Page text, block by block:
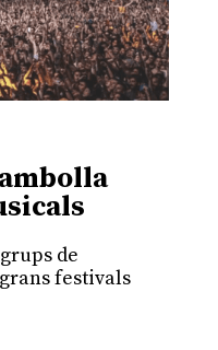
de
festivals